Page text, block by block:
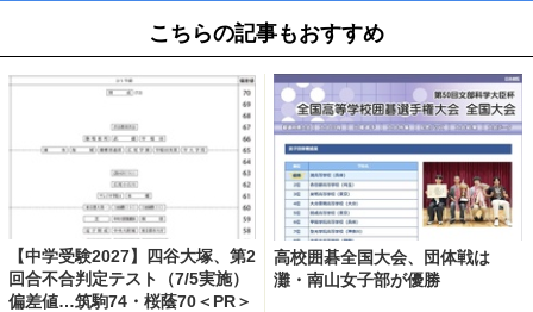
こちらの記事もおすすめ
【中学受験2027】四谷大塚、第2
回合不合判定テスト（7/5実施）
偏差値…筑駒74・桜蔭70＜PR＞
高校囲碁全国大会、団体戦は
灘・南山女子部が優勝